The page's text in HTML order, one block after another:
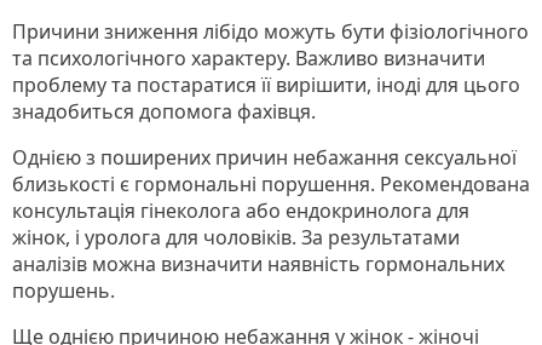
Причини зниження лібідо можуть бути фізіологічного
та психологічного характеру. Важливо визначити
проблему та постаратися її вирішити, іноді для цього
знадобиться допомога фахівця.
Однією з поширених причин небажання сексуальної
близькості є гормональні порушення. Рекомендована
консультація гінеколога або ендокринолога для
жінок, і уролога для чоловіків. За результатами
аналізів можна визначити наявність гормональних
порушень.
Ще однією причиною небажання у жінок - жіночі